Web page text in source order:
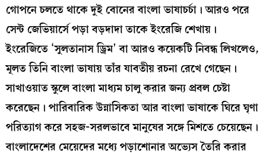
গোপনে চলতে থাকে দুই বোনের বাংলা ভাষাচর্চা। আরও পরে
সেন্ট জেভিয়ার্সে পড়া বড়দাদা তাকে ইংরেজি শেখায়।
ইংরেজিতে ‘সুলতানাস ড্রিম’ বা আরও কয়েকটি নিবন্ধ লিখলেও,
মূলত তিনি বাংলা ভাষায় তাঁর যাবতীয় রচনা রেখে গেছেন।
সাখাওয়াত স্কুলে বাংলা মাধ্যম চালু করার জন্য প্রবল চেষ্টা
করেছেন। পারিবারিক উন্নাসিকতা আর বাংলা ভাষাকে ঘিরে ঘৃণা
পরিত্যাগ করে সহজ-সরলভাবে মানুষের সঙ্গে মিশতে চেয়েছেন।
বাংলাদেশের মেয়েদের মধ্যে পড়াশোনার অভ্যেস তৈরি করার